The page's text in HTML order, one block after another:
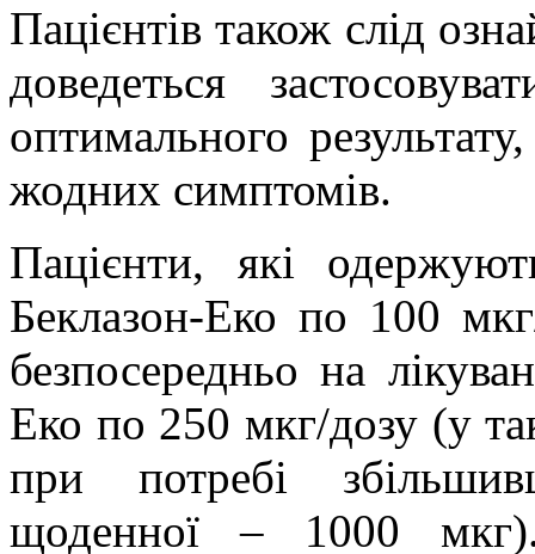
Пацієнтів також слід
доведеться
оптимального
жодних симптомів.
Пацієнти, які
Беклазон-Еко по 100
безпосередньо на
Еко по 250 мкг/дозу (у
при потребі
щоденної – 1000